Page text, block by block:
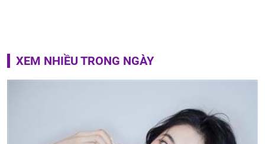
XEM NHIỀU TRONG NGÀY